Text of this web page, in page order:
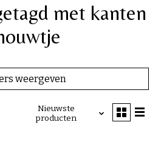
met kanten
weergeven
Nieuwste
producten